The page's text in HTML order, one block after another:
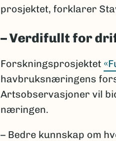
prosjektet, forklarer
– Verdifullt for
Forskningsprosjektet
havbruksnæringens
Artsobservasjoner vil
næringen.
– Bedre kunnskap om